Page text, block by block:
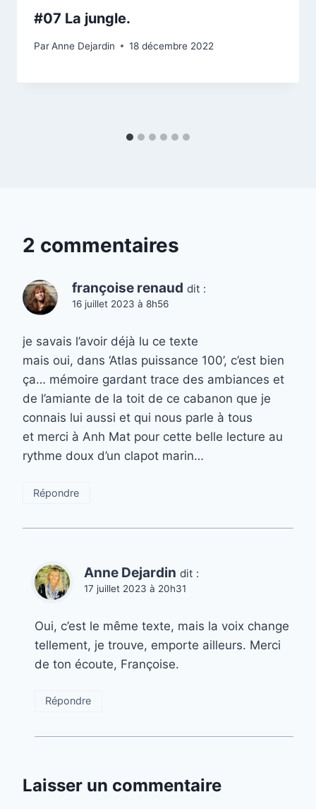
#07 La jungle.
ParAnne Dejardin 18 décembre 2022
2 commentaires
françoise renaud dit :
16 juillet 2023 à 8h56
je savais l’avoir déjà lu ce texte
mais oui, dans ‘Atlas puissance 100’, c’est bien
ça… mémoire gardant trace des ambiances et
de l’amiante de la toit de ce cabanon que je
connais lui aussi et qui nous parle à tous
et merci à Anh Mat pour cette belle lecture au
rythme doux d’un clapot marin…
Répondre
Anne Dejardin dit :
17 juillet 2023 à 20h31
Oui, c’est le même texte, mais la voix change
tellement, je trouve, emporte ailleurs. Merci
de ton écoute, Françoise.
Répondre
Laisser un commentaire